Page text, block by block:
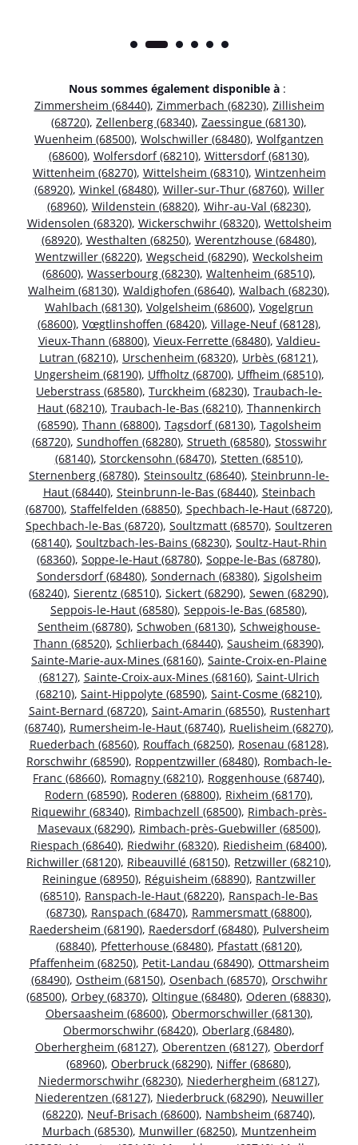
Nous sommes également disponible à :
Zimmersheim (68440), Zimmerbach (68230), Zillisheim
(68720), Zellenberg (68340), Zaessingue (68130),
Wuenheim (68500), Wolschwiller (68480), Wolfgantzen
(68600), Wolfersdorf (68210), Wittersdorf (68130),
Wittenheim (68270), Wittelsheim (68310), Wintzenheim
(68920), Winkel (68480), Willer-sur-Thur (68760), Willer
(68960), Wildenstein (68820), Wihr-au-Val (68230),
Widensolen (68320), Wickerschwihr (68320), Wettolsheim
(68920), Westhalten (68250), Werentzhouse (68480),
Wentzwiller (68220), Wegscheid (68290), Weckolsheim
(68600), Wasserbourg (68230), Waltenheim (68510),
Walheim (68130), Waldighofen (68640), Walbach (68230),
Wahlbach (68130), Volgelsheim (68600), Vogelgrun
(68600), Vœgtlinshoffen (68420), Village-Neuf (68128),
Vieux-Thann (68800), Vieux-Ferrette (68480), Valdieu-
Lutran (68210), Urschenheim (68320), Urbès (68121),
Ungersheim (68190), Uffholtz (68700), Uffheim (68510),
Ueberstrass (68580), Turckheim (68230), Traubach-le-
Haut (68210), Traubach-le-Bas (68210), Thannenkirch
(68590), Thann (68800), Tagsdorf (68130), Tagolsheim
(68720), Sundhoffen (68280), Strueth (68580), Stosswihr
(68140), Storckensohn (68470), Stetten (68510),
Sternenberg (68780), Steinsoultz (68640), Steinbrunn-le-
Haut (68440), Steinbrunn-le-Bas (68440), Steinbach
(68700), Staffelfelden (68850), Spechbach-le-Haut (68720),
Spechbach-le-Bas (68720), Soultzmatt (68570), Soultzeren
(68140), Soultzbach-les-Bains (68230), Soultz-Haut-Rhin
(68360), Soppe-le-Haut (68780), Soppe-le-Bas (68780),
Sondersdorf (68480), Sondernach (68380), Sigolsheim
(68240), Sierentz (68510), Sickert (68290), Sewen (68290),
Seppois-le-Haut (68580), Seppois-le-Bas (68580),
Sentheim (68780), Schwoben (68130), Schweighouse-
Thann (68520), Schlierbach (68440), Sausheim (68390),
Sainte-Marie-aux-Mines (68160), Sainte-Croix-en-Plaine
(68127), Sainte-Croix-aux-Mines (68160), Saint-Ulrich
(68210), Saint-Hippolyte (68590), Saint-Cosme (68210),
Saint-Bernard (68720), Saint-Amarin (68550), Rustenhart
(68740), Rumersheim-le-Haut (68740), Ruelisheim (68270),
Ruederbach (68560), Rouffach (68250), Rosenau (68128),
Rorschwihr (68590), Roppentzwiller (68480), Rombach-le-
Franc (68660), Romagny (68210), Roggenhouse (68740),
Rodern (68590), Roderen (68800), Rixheim (68170),
Riquewihr (68340), Rimbachzell (68500), Rimbach-près-
Masevaux (68290), Rimbach-près-Guebwiller (68500),
Riespach (68640), Riedwihr (68320), Riedisheim (68400),
Richwiller (68120), Ribeauvillé (68150), Retzwiller (68210),
Reiningue (68950), Réguisheim (68890), Rantzwiller
(68510), Ranspach-le-Haut (68220), Ranspach-le-Bas
(68730), Ranspach (68470), Rammersmatt (68800),
Raedersheim (68190), Raedersdorf (68480), Pulversheim
(68840), Pfetterhouse (68480), Pfastatt (68120),
Pfaffenheim (68250), Petit-Landau (68490), Ottmarsheim
(68490), Ostheim (68150), Osenbach (68570), Orschwihr
(68500), Orbey (68370), Oltingue (68480), Oderen (68830),
Obersaasheim (68600), Obermorschwiller (68130),
Obermorschwihr (68420), Oberlarg (68480),
Oberhergheim (68127), Oberentzen (68127), Oberdorf
(68960), Oberbruck (68290), Niffer (68680),
Niedermorschwihr (68230), Niederhergheim (68127),
Niederentzen (68127), Niederbruck (68290), Neuwiller
(68220), Neuf-Brisach (68600), Nambsheim (68740),
Murbach (68530), Munwiller (68250), Muntzenheim